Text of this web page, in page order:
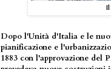
Il
Dopo l'Unità d'Italia e le
pianificazione e
1883 con l'approvazione del